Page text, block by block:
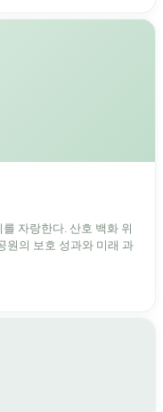
자랑한다. 산호 백화 위
원의 보호 성과와 미래 과